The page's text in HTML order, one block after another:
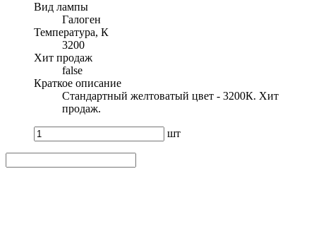
Вид лампы
Галоген
Температура, К
3200
Хит продаж
false
Краткое описание
Стандартный желтоватый цвет - 3200К. Хит
продаж.
шт